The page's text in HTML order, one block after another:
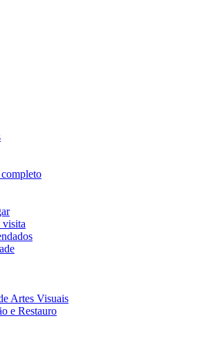
visita
Artes Visuais
e Restauro